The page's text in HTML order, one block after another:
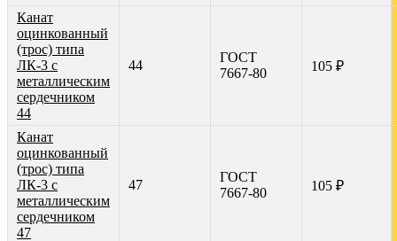
Канат
оцинкованный
(трос) типа
ЛК-3 с
металлическим
сердечником
44
44
ГОСТ
7667-80
105 ₽
Канат
оцинкованный
(трос) типа
ЛК-3 с
металлическим
сердечником
47
47
ГОСТ
7667-80
105 ₽